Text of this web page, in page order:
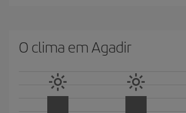
O clima em Agadir